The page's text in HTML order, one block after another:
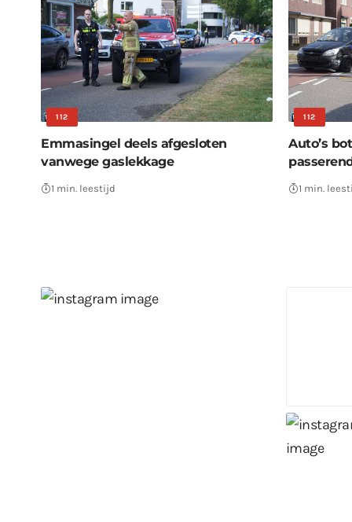
112
Emmasingel deels afgesloten
vanwege gaslekkage
1 min. leestijd
112
Auto’s
1 min.